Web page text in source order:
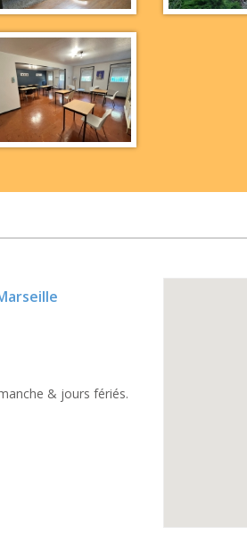
& jours fériés.